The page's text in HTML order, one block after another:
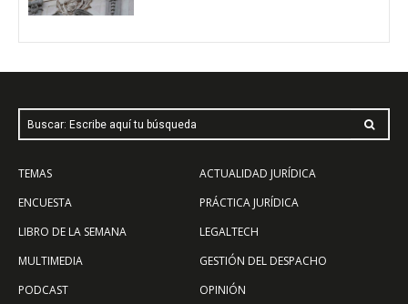
Buscar: Escribe aquí tu búsqueda
TEMAS
ENCUESTA
LIBRO DE LA SEMANA
MULTIMEDIA
PODCAST
ACTUALIDAD JURÍDICA
PRÁCTICA JURÍDICA
LEGALTECH
GESTIÓN DEL DESPACHO
OPINIÓN